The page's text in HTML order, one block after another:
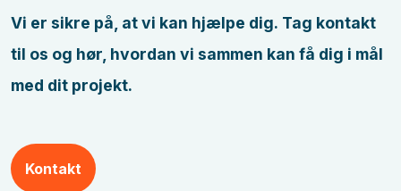
Vi er sikre på, at vi kan hjælpe dig. Tag kontakt
til os og hør, hvordan vi sammen kan få dig i mål
med dit projekt.
Kontakt